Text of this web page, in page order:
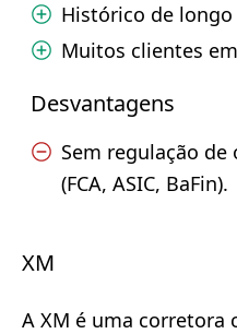
Histórico de
Muitos clientes
Desvantagens
Sem regulação
(FCA, ASIC, BaFin).
XM
A XM é uma corretora